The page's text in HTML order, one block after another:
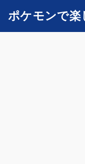
ポケモンで